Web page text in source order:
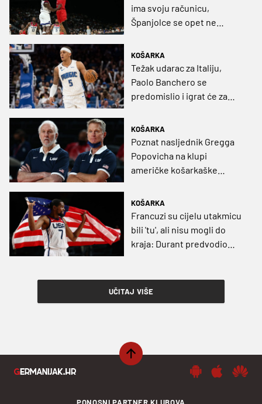
ima svoju računicu,
Španjolce se opet ne
skromniji SAD je i dalje
favorit
KOŠARKA
Težak udarac za Italiju,
Paolo Banchero se
predomislio i igrat će za
KOŠARKA
Poznat nasljednik Gregga
Popovicha na klupi
američke košarkaške
KOŠARKA
Francuzi su cijelu utakmicu
bili 'tu', ali nisu mogli do
kraja: Durant predvodio
UČITAJ VIŠE